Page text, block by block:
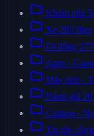
folder Khám phá
folder Xe 283 files
folder Di động
folder Apps -
folder Máy tính -
folder Đánh giá
folder Camera -
folder Tin tức